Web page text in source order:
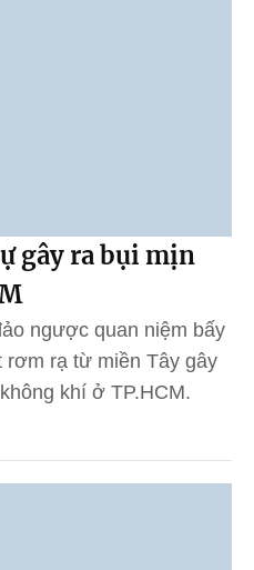
gây ra bụi mịn
ngược quan niệm bấy
rơm rạ từ miền Tây gây
khí ở TP.HCM.